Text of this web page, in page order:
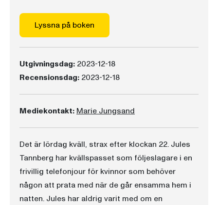
Lyssna på boken
Utgivningsdag: 2023-12-18
Recensionsdag: 2023-12-18
Mediekontakt: Marie Jungsand
Det är lördag kväll, strax efter klockan 22. Jules
Tannberg har kvällspasset som följeslagare i en
frivillig telefonjour för kvinnor som behöver
någon att prata med när de går ensamma hem i
natten. Jules har aldrig varit med om en